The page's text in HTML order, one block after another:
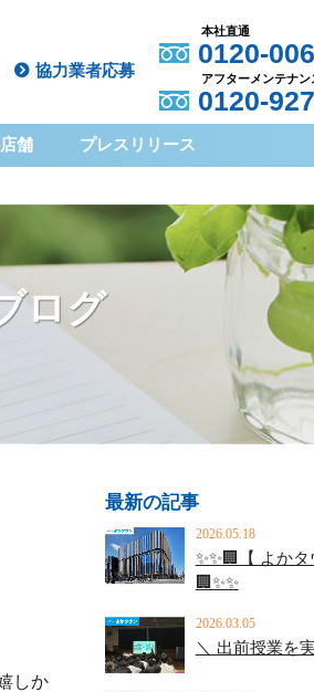
協力業者応募
本社直通
0120-
アフターメンテナン
0120-
舗 プレスリリース
ログ
しか
最新の記事
2026.05.18
✨✨🏢【 よか
🏢✨✨
2026.03.05
＼ 出前授業を